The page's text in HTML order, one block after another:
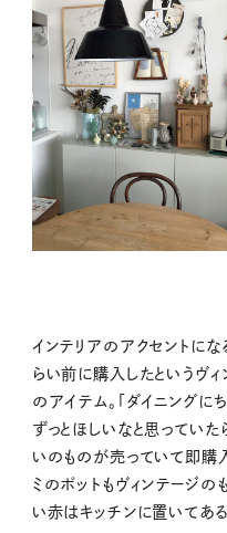
インテリアのアクセントに
らい前に購入したというヴ
のアイテム。「ダイニングに
ずっとほしいなと思ってい
いのものが売っていて即購入
ミのポットもヴィンテージの
い赤はキッチンに置いてあ